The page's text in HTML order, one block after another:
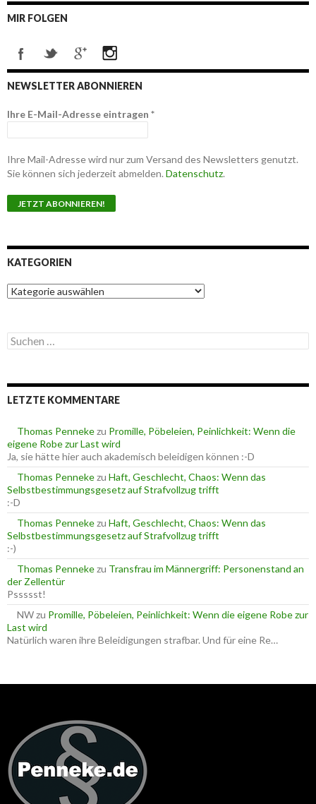
MIR FOLGEN
NEWSLETTER ABONNIEREN
Ihre E-Mail-Adresse eintragen *
Ihre Mail-Adresse wird nur zum Versand des Newsletters genutzt.
Sie können sich jederzeit abmelden. Datenschutz.
KATEGORIEN
K
a
g
o
n
S
u
e
n
c
h
:
LETZTE KOMMENTARE
Thomas Pennekezu Promille, Pöbeleien, Peinlichkeit: Wenn die
eigene Robe zur Last wird
Ja, sie hätte hier auch akademisch beleidigen können :-D
Thomas Pennekezu Haft, Geschlecht, Chaos: Wenn das
Selbstbestimmungsgesetz auf Strafvollzug trifft
:-D
Thomas Pennekezu Haft, Geschlecht, Chaos: Wenn das
Selbstbestimmungsgesetz auf Strafvollzug trifft
:-)
Thomas Pennekezu Transfrau im Männergriff: Personenstand an
der Zellentür
Pssssst!
NWzu Promille, Pöbeleien, Peinlichkeit: Wenn die eigene Robe zur
Last wird
Natürlich waren ihre Beleidigungen strafbar. Und für eine Re…